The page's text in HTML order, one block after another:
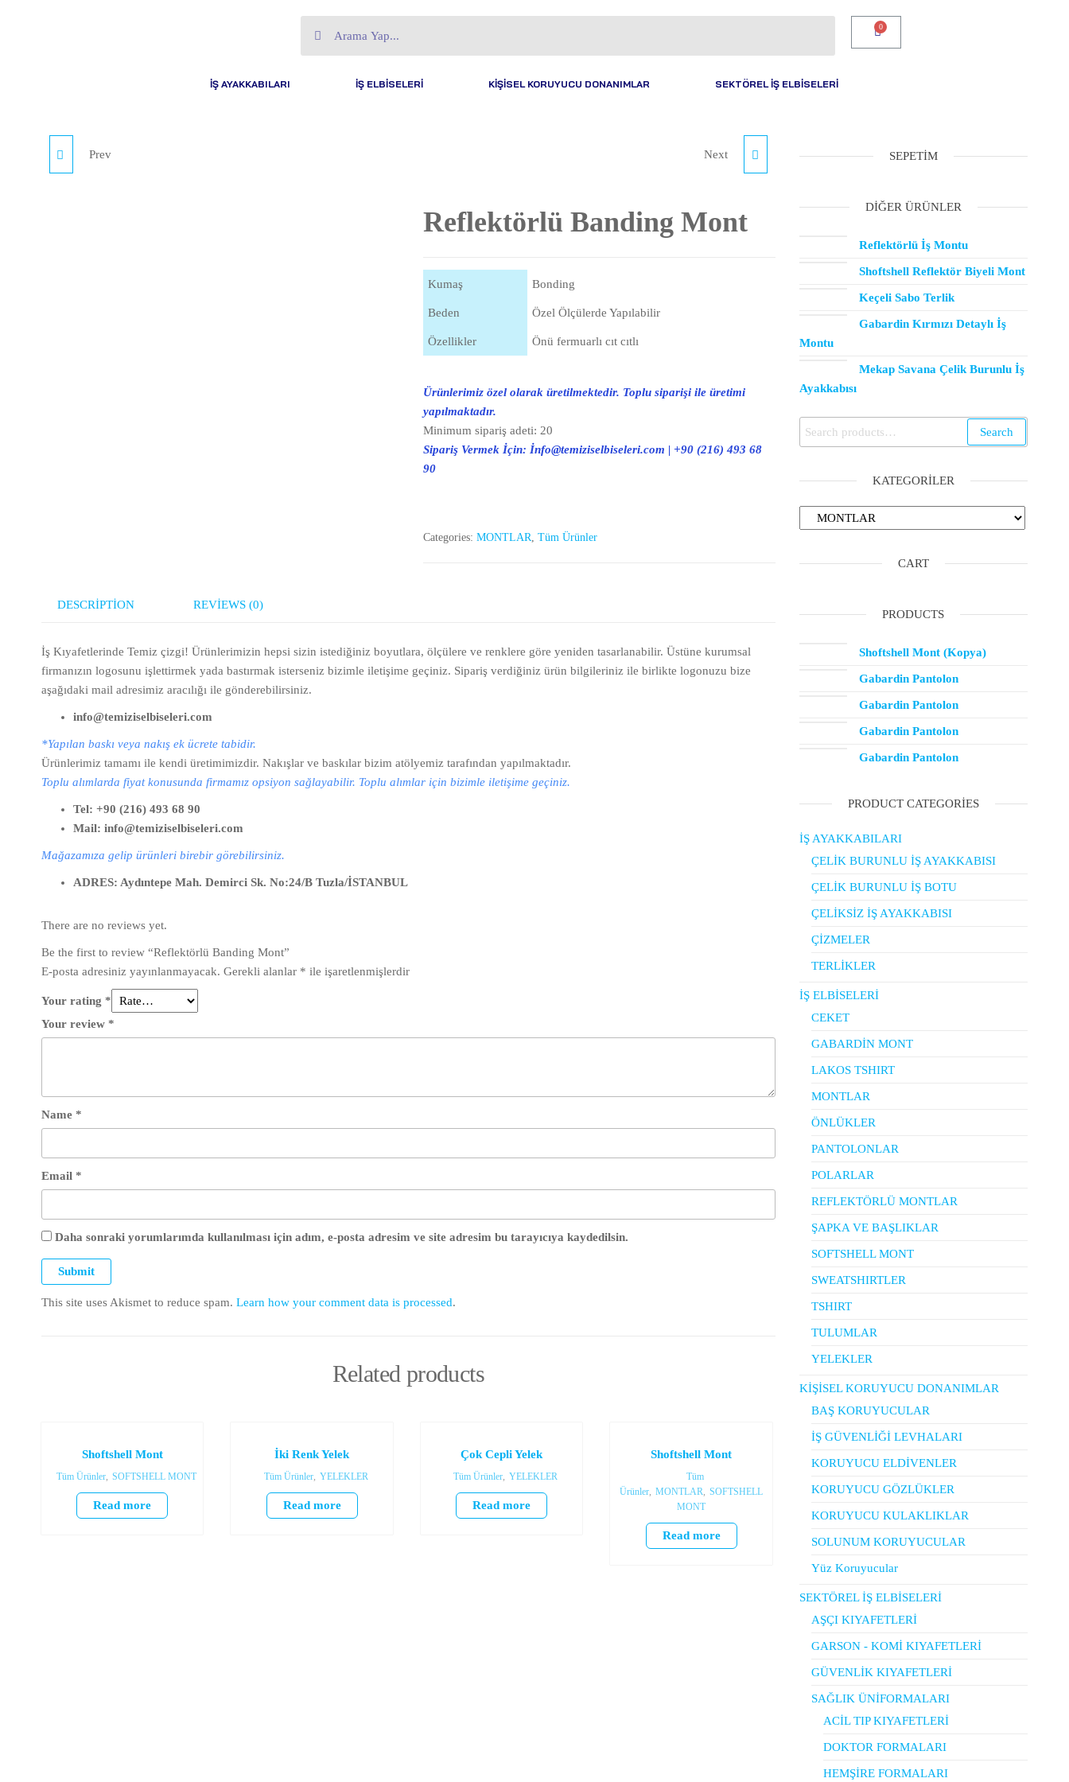
İŞ AYAKKABILARI İŞ ELBİSELERİ KİŞİSEL KORUYUCU DONANIMLAR SEKTÖREL İŞ ELBİSELERİ
SHOFTSHELL MONT
Prev Next
Reflektörlü Banding Mont
Kumaş Bonding
Beden Özel Ölçülerde Yapılabilir
Özellikler Önü fermuarlı cıt cıtlı
Ürünlerimiz özel olarak üretilmektedir. Toplu siparişi ile üretimi
yapılmaktadır.
Minimum sipariş adeti: 20
Sipariş Vermek İçin: İnfo@temiziselbiseleri.com | +90 (216) 493 68
90
Categories: MONTLAR, Tüm Ürünler
DESCRIPTION REVIEWS (0)
İş Kıyafetlerinde Temiz çizgi! Ürünlerimizin hepsi sizin istediğiniz boyutlara, ölçülere ve renklere göre yeniden tasarlanabilir. Üstüne kurumsal
firmanızın logosunu işlettirmek yada bastırmak isterseniz bizimle iletişime geçiniz. Sipariş verdiğiniz ürün bilgileriniz ile birlikte logonuzu bize
aşağıdaki mail adresimiz aracılığı ile gönderebilirsiniz.
info@temiziselbiseleri.com
*Yapılan baskı veya nakış ek ücrete tabidir.
Ürünlerimiz tamamı ile kendi üretimimizdir. Nakışlar ve baskılar bizim atölyemiz tarafından yapılmaktadır.
Toplu alımlarda fiyat konusunda firmamız opsiyon sağlayabilir. Toplu alımlar için bizimle iletişime geçiniz.
Tel: +90 (216) 493 68 90
Mail: info@temiziselbiseleri.com
Mağazamıza gelip ürünleri birebir görebilirsiniz.
ADRES: Aydıntepe Mah. Demirci Sk. No:24/B Tuzla/İSTANBUL
There are no reviews yet.
Be the first to review “Reflektörlü Banding Mont”
E-posta adresiniz yayınlanmayacak. Gerekli alanlar * ile işaretlenmişlerdir
Your rating *
Your review *
Name *
Email *
Daha sonraki yorumlarımda kullanılması için adım, e-posta adresim ve site adresim bu tarayıcıya kaydedilsin.
This site uses Akismet to reduce spam. Learn how your comment data is processed.
Related products
Shoftshell Mont
Tüm Ürünler, SOFTSHELL MONT
Read more
İki Renk Yelek
Tüm Ürünler, YELEKLER
Read more
Çok Cepli Yelek
Tüm Ürünler, YELEKLER
Read more
Shoftshell Mont
Tüm
Ürünler, MONTLAR, SOFTSHELL
MONT
Read more
SEPETIM
DIĞER ÜRÜNLER
Reflektörlü İş Montu
Shoftshell Reflektör Biyeli Mont
Keçeli Sabo Terlik
Gabardin Kırmızı Detaylı İş
Montu
Mekap Savana Çelik Burunlu İş
Ayakkabısı
Search
KATEGORILER
CART
PRODUCTS
Shoftshell Mont (Kopya)
Gabardin Pantolon
Gabardin Pantolon
Gabardin Pantolon
Gabardin Pantolon
PRODUCT CATEGORIES
İŞ AYAKKABILARI
ÇELİK BURUNLU İŞ AYAKKABISI
ÇELİK BURUNLU İŞ BOTU
ÇELİKSİZ İŞ AYAKKABISI
ÇİZMELER
TERLİKLER
İŞ ELBİSELERİ
CEKET
GABARDİN MONT
LAKOS TSHIRT
MONTLAR
ÖNLÜKLER
PANTOLONLAR
POLARLAR
REFLEKTÖRLÜ MONTLAR
ŞAPKA VE BAŞLIKLAR
SOFTSHELL MONT
SWEATSHIRTLER
TSHIRT
TULUMLAR
YELEKLER
KİŞİSEL KORUYUCU DONANIMLAR
BAŞ KORUYUCULAR
İŞ GÜVENLİĞİ LEVHALARI
KORUYUCU ELDİVENLER
KORUYUCU GÖZLÜKLER
KORUYUCU KULAKLIKLAR
SOLUNUM KORUYUCULAR
Yüz Koruyucular
SEKTÖREL İŞ ELBİSELERİ
AŞÇI KIYAFETLERİ
GARSON - KOMİ KIYAFETLERİ
GÜVENLİK KIYAFETLERİ
SAĞLIK ÜNİFORMALARI
ACİL TIP KIYAFETLERİ
DOKTOR FORMALARI
HEMŞİRE FORMALARI